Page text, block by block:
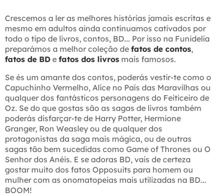
Crescemos a ler as melhores histórias jamais escritas e
mesmo em adultos ainda continuamos cativados por
todo o tipo de livros, contos, BD... Por isso na Funidelia
preparámos a melhor coleção de fatos de contos,
fatos de BD e fatos dos livros mais famosos.
Se és um amante dos contos, poderás vestir-te como o
Capuchinho Vermelho, Alice no País das Maravilhas ou
qualquer dos fantásticos personagens do Feiticeiro de
Oz. Se do que gostas são as sagas de livros também
poderás disfarçar-te de Harry Potter, Hermione
Granger, Ron Weasley ou de qualquer dos
protagonistas da saga mais mágica, ou de outras
sagas tão bem sucedidas como Game of Thrones ou O
Senhor dos Anéis. E se adoras BD, vais de certeza
gostar muito dos fatos Opposuits para homem ou
mulher com as onomatopeias mais utilizadas na BD...
BOOM!